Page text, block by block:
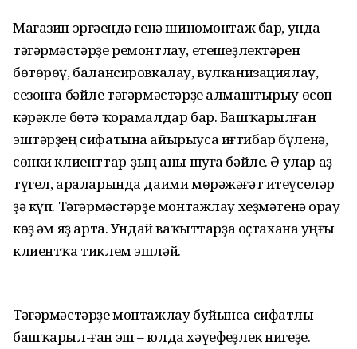
Магазин эргәһендә генә шиномонтаж бар, унда
тәгәрмәстәрҙе ремонтлау, етешһеҙлектәрен
бөтөрөү, балансировкалау, вулканизациялау,
сезонға бәйле тәгәрмәстәрҙе алмаштырыу өсөн
кәрәкле бөтә ҡорамалдар бар. Башҡарылған
эштәрҙең сифатына айырыуса иғтибар бүленә,
сөнки клиенттар-ҙың һаны шуға бәйле. Ә улар аҙ
түгел, араларында даими мөрәжәғәт итеүселәр
ҙә күп. Тәгәрмәстәрҙе монтажлау хеҙмәтенә һорау
көҙ һәм яҙ арта. Ундай ваҡыттарҙа оҫтахана һуңғы
клиентҡа тиклем эшләй.
Тәгәрмәстәрҙе монтажлау буйынса сифатлы
башҡарыл-ған эш – юлда хәүефһеҙлек нигеҙе.